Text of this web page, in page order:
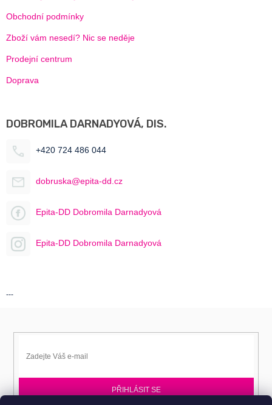
Obchodní podmínky
Zboží vám nesedí? Nic se neděje
Prodejní centrum
Doprava
DOBROMILA DARNADYOVÁ, DIS.
+420 724 486 044
dobruska@epita-dd.cz
Epita-DD Dobromila Darnadyová
Epita-DD Dobromila Darnadyová
---
PŘIHLÁSIT SE